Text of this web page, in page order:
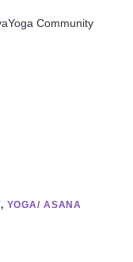
Community
, YOGA/ ASANA